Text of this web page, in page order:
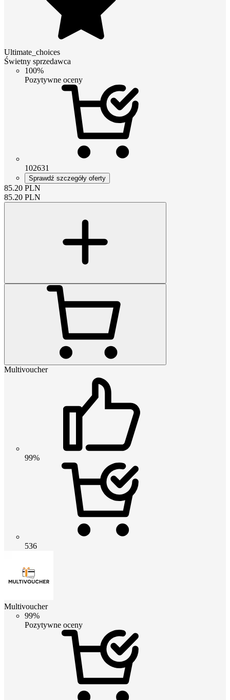
Ultimate_choices
Świetny sprzedawca
100%
Pozytywne oceny
102631
Sprawdź szczegóły oferty
85.20 PLN
85.20 PLN
Multivoucher
99%
536
Multivoucher
99%
Pozytywne oceny